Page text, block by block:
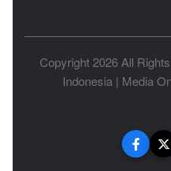
Copyright 2026 All
Indonesia| Media